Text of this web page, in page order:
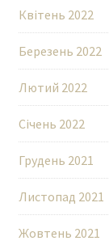
Квітень 2022
Березень 2022
Лютий 2022
Січень 2022
Грудень 2021
Листопад 2021
Жовтень 2021